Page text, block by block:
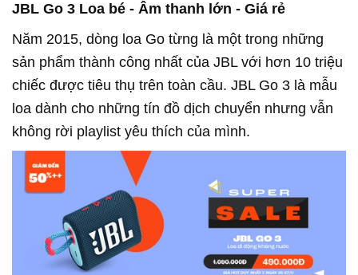
JBL Go 3 Loa bé - Âm thanh lớn - Giá rẻ
Năm 2015, dòng loa Go từng là một trong những
sản phẩm thành công nhất của JBL với hơn 10 triệu
chiếc được tiêu thụ trên toàn cầu. JBL Go 3 là mẫu
loa dành cho những tín đồ dịch chuyển nhưng vẫn
không rời playlist yêu thích của mình.